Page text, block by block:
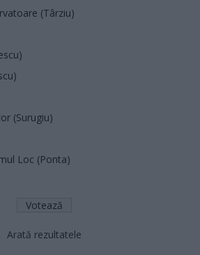
(Târziu)
(Surugiu)
Loc (Ponta)
Arată rezultatele